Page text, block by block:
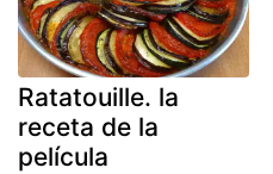
Ratatouille. la
receta de la
película